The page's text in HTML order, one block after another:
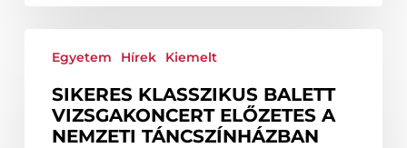
klasszikus
vizsgakoncert
előzetes
Egyetem Hírek Kiemelt
SIKERES KLASSZIKUS BALETT
VIZSGAKONCERT ELŐZETES A
NEMZETI TÁNCSZÍNHÁZBAN